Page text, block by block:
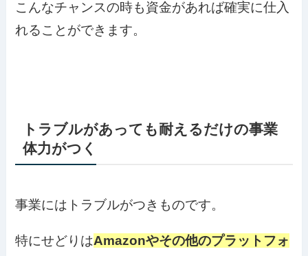
こんなチャンスの時も資金があれば確実に仕入
れることができます。
トラブルがあっても耐えるだけの事業
体力がつく
事業にはトラブルがつきものです。
特にせどりはAmazonやその他のプラットフォ